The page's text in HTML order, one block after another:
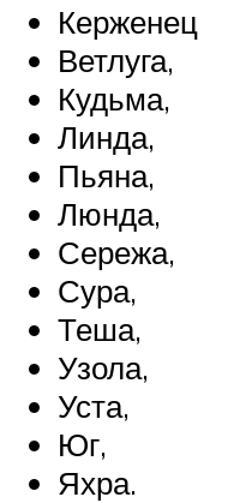
Керженец
Ветлуга,
Кудьма,
Линда,
Пьяна,
Люнда,
Сережа,
Сура,
Теша,
Узола,
Уста,
Юг,
Яхра.